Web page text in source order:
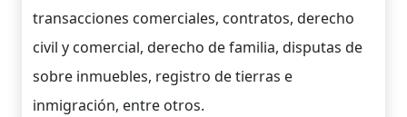
transacciones comerciales, contratos, derecho
civil y comercial, derecho de familia, disputas de
sobre inmuebles, registro de tierras e
inmigración, entre otros.